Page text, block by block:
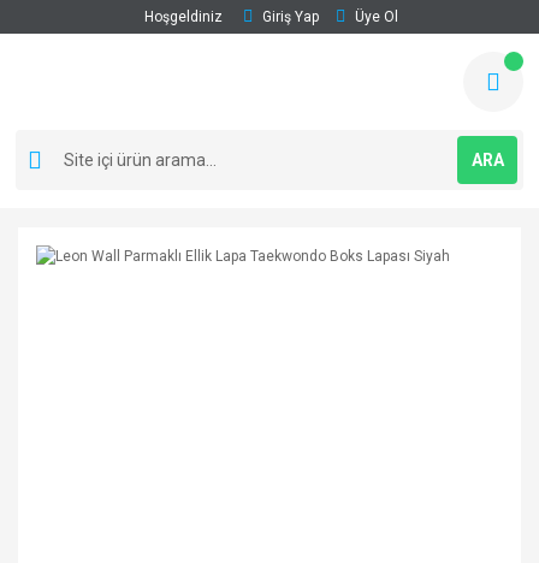
Hoşgeldiniz Giriş Yap Üye Ol
ARA